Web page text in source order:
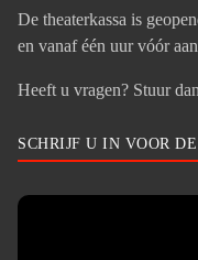
De theaterkassa is
en vanaf één uur vóór
Heeft u vragen? Stuur
SCHRIJF U IN VOOR